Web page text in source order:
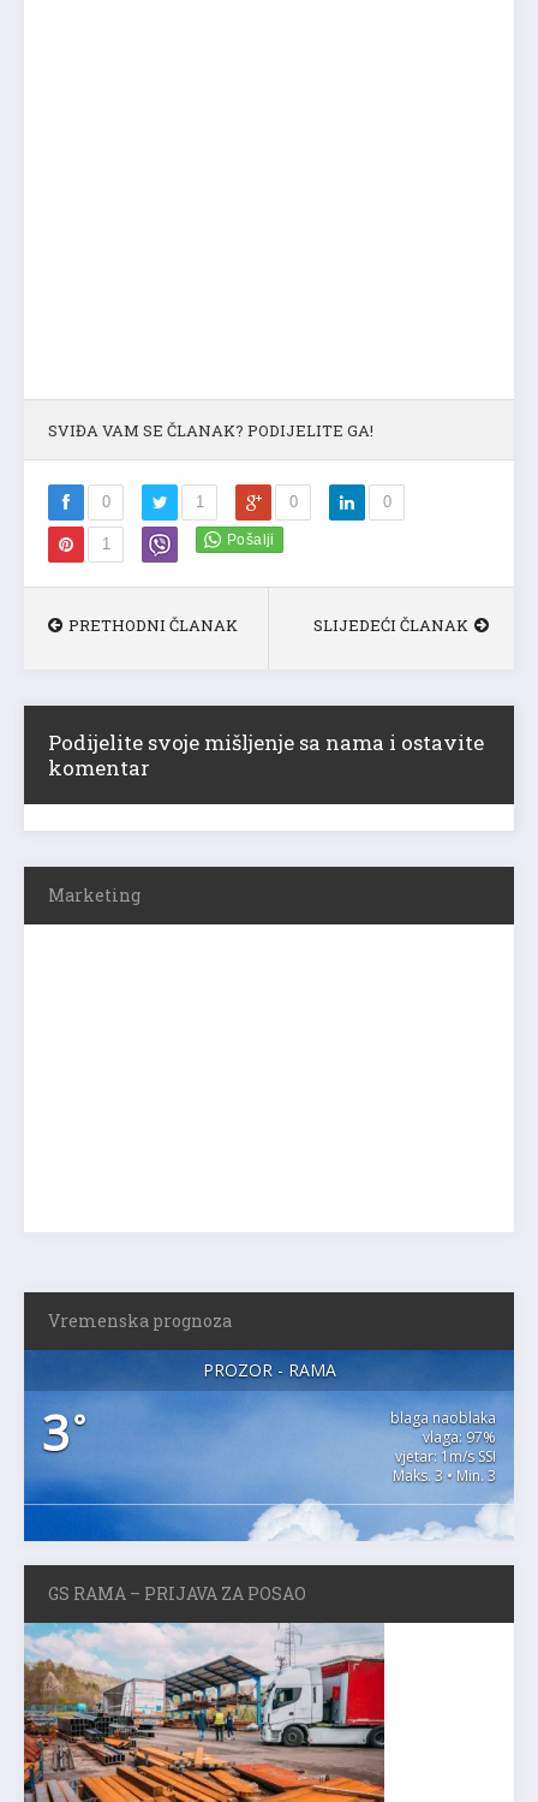
SVIĐA VAM SE ČLANAK? PODIJELITE GA!
0 1 0 0
1
PRETHODNI ČLANAK SLIJEDEĆI ČLANAK
Podijelite svoje mišljenje sa nama i ostavite
komentar
Marketing
Vremenska prognoza
PROZOR - RAMA
3°
blaga naoblaka
vlaga: 97%
vjetar: 1m/s SSI
Maks. 3 • Min. 3
GS RAMA – PRIJAVA ZA POSAO